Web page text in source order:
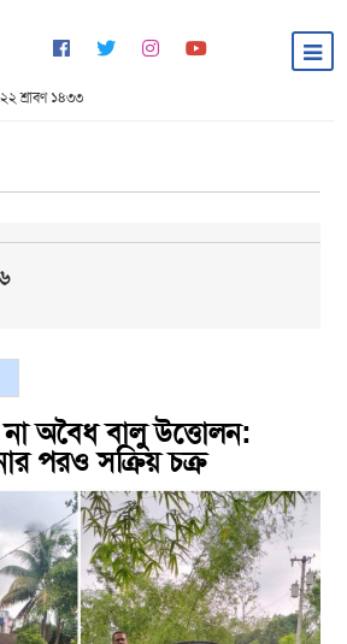
শ্রাবণ ১৪৩৩
না অবৈধ বালু উত্তোলন:
পরও সক্রিয় চক্র